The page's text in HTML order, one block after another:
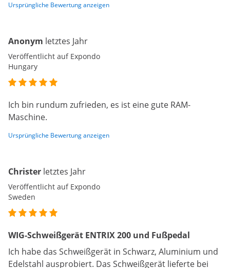
Ursprüngliche Bewertung anzeigen
Anonym letztes Jahr
Veröffentlicht auf Expondo
Hungary
Ich bin rundum zufrieden, es ist eine gute RAM-
Maschine.
Ursprüngliche Bewertung anzeigen
Christer letztes Jahr
Veröffentlicht auf Expondo
Sweden
WIG-Schweißgerät ENTRIX 200 und Fußpedal
Ich habe das Schweißgerät in Schwarz, Aluminium und
Edelstahl ausprobiert. Das Schweißgerät lieferte bei